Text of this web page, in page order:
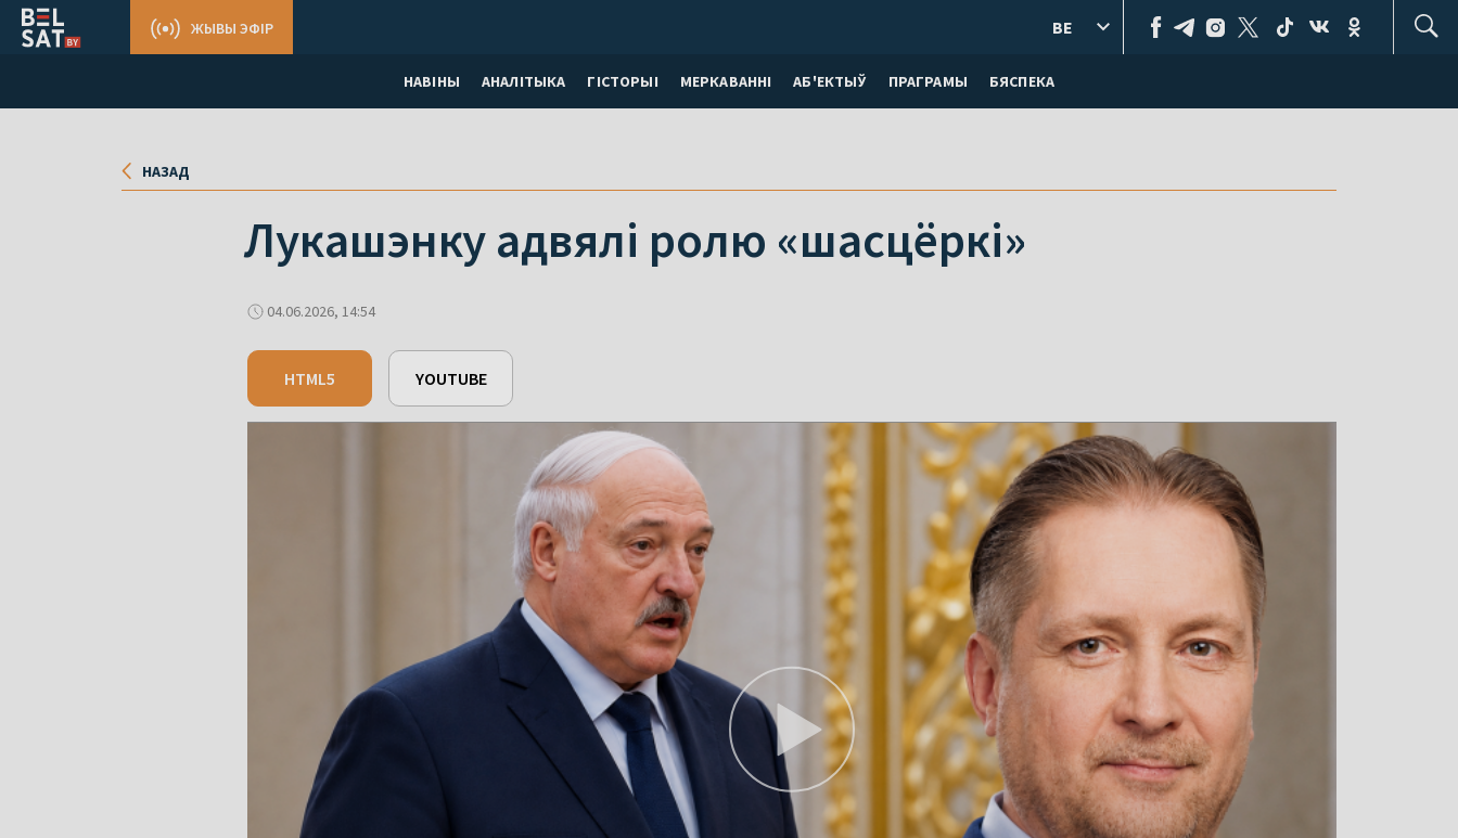
НАВІНЫ АНАЛІТЫКА ГІСТОРЫІ МЕРКАВАННI АБ'ЕКТЫЎ ПРАГРАМЫ БЯСПЕКА
ЖЫВЫ ЭФІР BE
НАЗАД
Лукашэнку адвялі ролю «шасцёркі»
04.06.2026, 14:54
HTML5 YOUTUBE